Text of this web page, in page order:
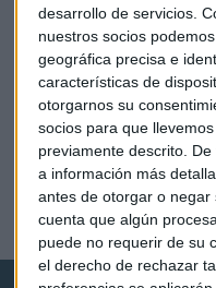
desarrollo de servicios.
nuestros socios
geográfica precisa e
características de
otorgarnos su
socios para que
previamente descrito.
a información más
antes de otorgar o negar
cuenta que algún
puede no requerir de su
el derecho de rechazar
ECONOMÍA
Los arrendadores
garantías en el alquiler
Lucía Martín